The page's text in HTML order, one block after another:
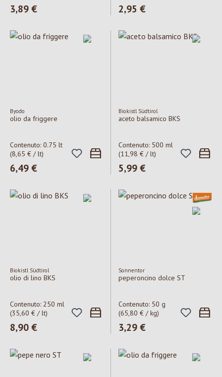
Prezzo normale:
3,89 € Prezzo normale:
2,95 €
Byodo
olio da friggere
Contenuto: 0.75 lt
(8,65 € / lt)
Prezzo normale:
6,49 €
Biokistl Südtirol
aceto balsamico BKS
Contenuto: 500 ml
(11,98 € / lt)
Prezzo normale:
5,99 €
Biokistl Südtirol
olio di lino BKS
Contenuto: 250 ml
(35,60 € / lt)
Prezzo normale:
8,90 €
Sonnentor
peperoncino dolce ST
Contenuto: 50 g
(65,80 € / kg)
Prezzo normale:
3,29 €